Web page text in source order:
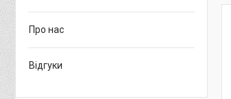
Про нас
Відгуки